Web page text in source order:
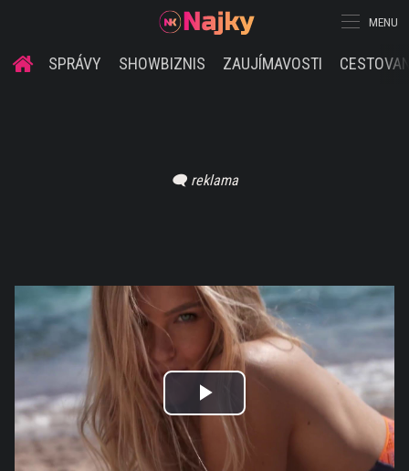
MENU
SPRÁVY SHOWBIZNIS ZAUJÍMAVOSTI
Play
Video